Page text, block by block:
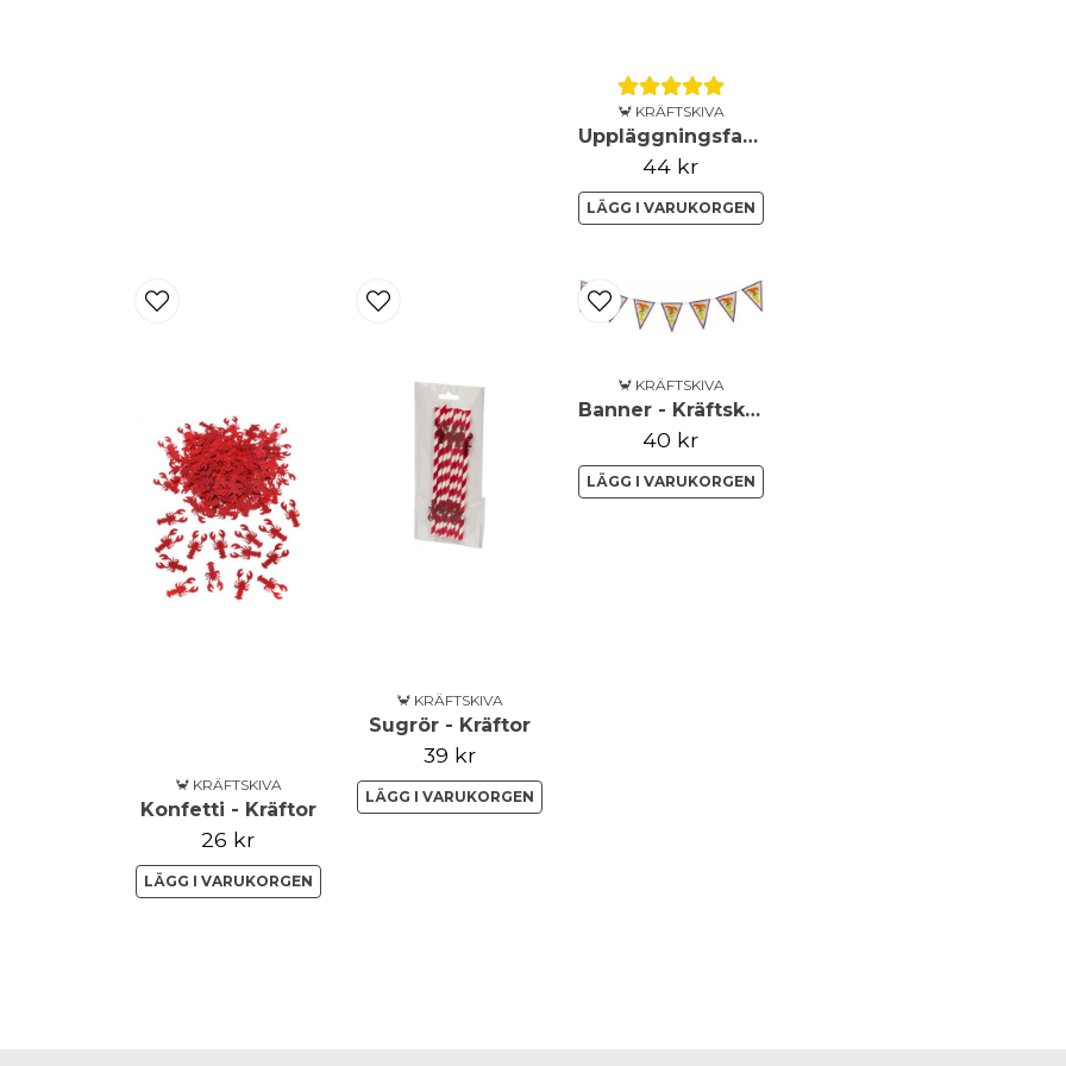
🦀 KRÄFTSKIVA
Uppläggningsfat - Kräftskiva
44 kr
LÄGG I VARUKORGEN
🦀 KRÄFTSKIVA
Konfetti - Kräftor
26 kr
LÄGG I VARUKORGEN
🦀 KRÄFTSKIVA
Sugrör - Kräftor
39 kr
LÄGG I VARUKORGEN
🦀 KRÄFTSKIVA
Banner - Kräftskiva
40 kr
LÄGG I VARUKORGEN